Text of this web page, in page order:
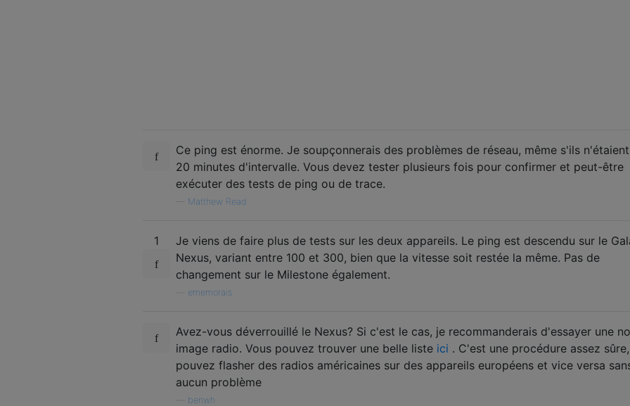
Ce ping est énorme. Je soupçonnerais des problèmes de réseau, même s'ils
20 minutes d'intervalle. Vous devez tester plusieurs fois pour confirmer et peut-être
exécuter des tests de ping ou de trace.
Matthew Read
1
Je viens de faire plus de tests sur les deux appareils. Le ping est descendu sur le
Nexus, variant entre 100 et 300, bien que la vitesse soit restée la même. Pas de
changement sur le Milestone également.
ememorais
Avez-vous déverrouillé le Nexus? Si c'est le cas, je recommanderais d'essayer une
image radio. Vous pouvez trouver une belle liste ici . C'est une procédure assez
pouvez flasher des radios américaines sur des appareils européens et vice versa
aucun problème
benwh